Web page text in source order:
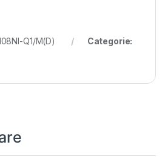
Q1/M(D)
Categorie: